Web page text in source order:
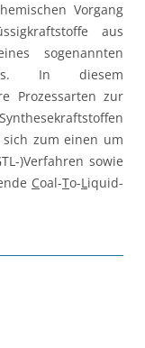
Vorgang
aus
sogenannten
In diesem
Prozessarten zur
zum einen um
)Verfahren sowie
Coal-To-Liquid-